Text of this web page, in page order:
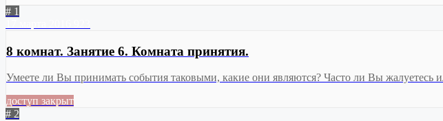
# 1
8 комнат. Занятие 6. Комната принятия.
Умеете ли Вы принимать события таковыми, какие они являются? Часто ли Вы жалуетесь
доступ закрыт
# 2